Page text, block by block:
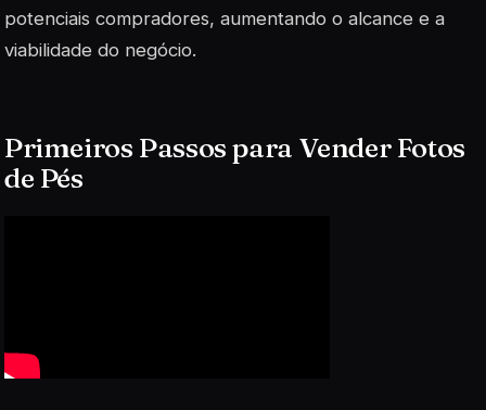
potenciais compradores, aumentando o alcance e a
viabilidade do negócio.
Primeiros Passos para Vender Fotos
de Pés